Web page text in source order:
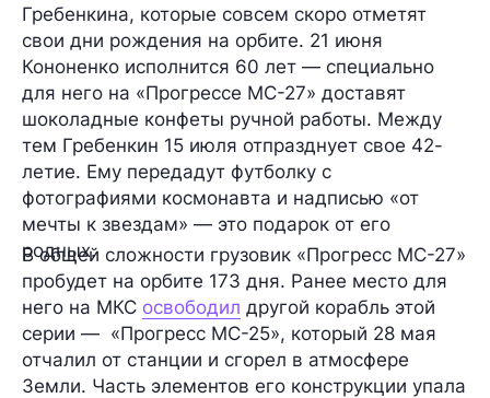
Гребенкина, которые совсем скоро отметят
свои дни рождения на орбите. 21 июня
Кононенко исполнится 60 лет — специально
для него на «Прогрессе МС-27» доставят
шоколадные конфеты ручной работы. Между
тем Гребенкин 15 июля отпразднует свое 42-
летие. Ему передадут футболку с
фотографиями космонавта и надписью «от
мечты к звездам» — это подарок от его
родных.
В общей сложности грузовик «Прогресс МС-27»
пробудет на орбите 173 дня. Ранее место для
него на МКС освободил другой корабль этой
серии — «Прогресс МС-25», который 28 мая
отчалил от станции и сгорел в атмосфере
Земли. Часть элементов его конструкции упала